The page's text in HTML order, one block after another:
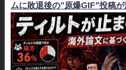
ムに敗退後の”原爆GIF”投稿